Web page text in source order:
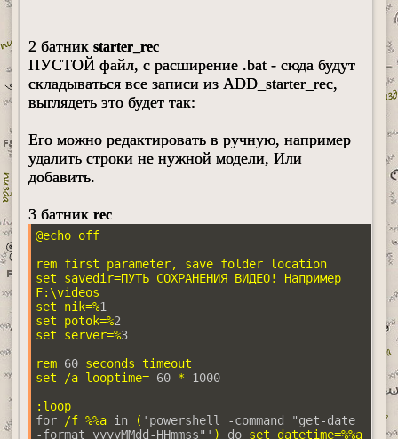
2 батникstarter_rec
ПУСТОЙ файл, с расширение .bat - сюда будут
складываться все записи из ADD_starter_rec,
выглядеть это будет так:
Его можно редактировать в ручную, например
удалить строки не нужной модели, Или
добавить.
3 батникrec
@echo off
rem first parameter, save folder location
set savedir=ПУТЬ СОХРАНЕНИЯ ВИДЕО! Например
F:\videos
set nik=%1
set potok=%2
set server=%3
rem 60 seconds timeout
set /a looptime= 60 * 1000
for /f %%a in ( 'powershell -command "get-date
-format yyyyMMdd-HHmmss"' ) do set datetime=%%a